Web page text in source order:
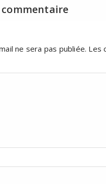
ne sera pas publiée. Les